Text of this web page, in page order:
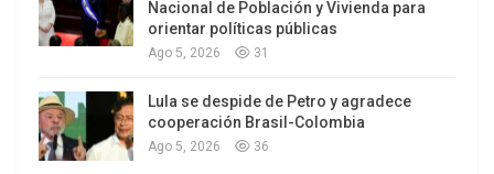
domingo, venciendo en las principales ciudades
del país, incluida Estambul. Esto no significa de
turca haya quedado sanada o ni siquiera revertida,
pero sí que mantiene un esperanzador punto de
vitalidad.
Nacional de Población y Vivienda para
orientar políticas públicas
Ago 5, 2026 31
Lula se despide de Petro y agradece
cooperación Brasil-Colombia
Ago 5, 2026 36